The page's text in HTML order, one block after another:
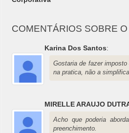
COMENTÁRIOS SOBRE
Karina Dos Santos:
Gostaria de fazer
na pratica, não a
MIRELLE ARAUJO
Acho que poderia
preenchimento.